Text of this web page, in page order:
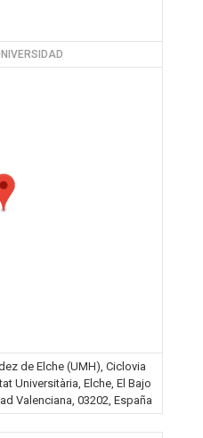
de Elche (UMH), Ciclovia
Universitària, Elche, El Bajo
Valenciana, 03202, España